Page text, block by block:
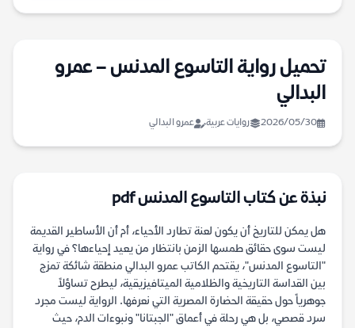
تحميل رواية التاسوع المدنس – عمرو
البدالي
2026/05/30 روايات عربية عمرو البدالي
نبذة عن كتاب التاسوع المدنس pdf
هل يمكن للتاريخ أن يكون لعنة تطارد الأحياء، أم أن الأساطير القديمة
ليست سوى حقائق طمسها الزمن بانتظار من يعيد إحياءها؟ في رواية
"التاسوع المدنس"، يقتحم الكاتب عمرو البدالي منطقة شائكة تمزج
بين القداسة التاريخية والظلامية الميتافيزيقية، ليطرح تساؤلاً
جوهرياً حول حقيقة الحضارة المصرية التي نعرفها. الرواية ليست مجرد
سرد قصصي، بل هي رحلة في أعماق "الجبتانا" ونبوءات الدم، حيث